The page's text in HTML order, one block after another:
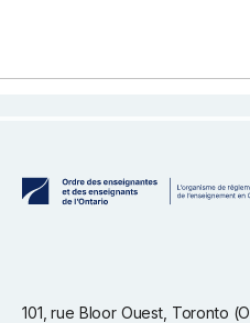
101, rue Bloor Ouest, Toronto